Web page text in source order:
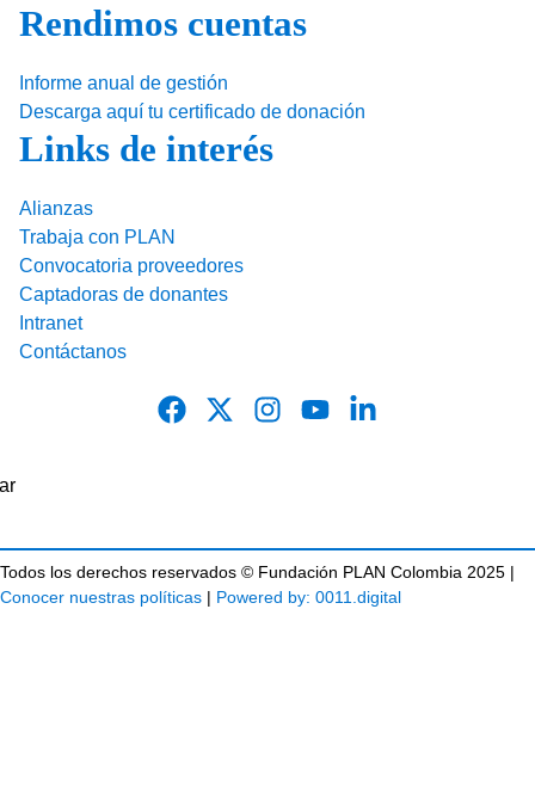
Rendimos cuentas
Informe anual de gestión
Descarga aquí tu certificado de donación
Links de interés
Alianzas
Trabaja con PLAN
Convocatoria proveedores
Captadoras de donantes
Intranet
Contáctanos
Todos los derechos reservados © Fundación PLAN Colombia 2025 |
Conocer nuestras políticas | Powered by: 0011.digital